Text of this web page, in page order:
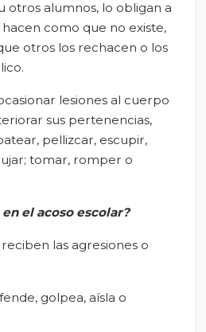
otros alumnos, lo obligan a
como que no existe,
otros los rechacen o los
lesiones al cuerpo
sus pertenencias,
pellizcar, escupir,
tomar, romper o
el acoso escolar?
las agresiones o
golpea, aísla o